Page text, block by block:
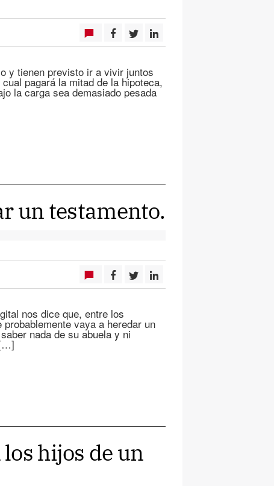
y tienen previsto ir a vivir juntos
pagará la mitad de la hipoteca,
la carga sea demasiado pesada
un testamento.
nos dice que, entre los
vaya a heredar un
nada de su abuela y ni
hijos de un